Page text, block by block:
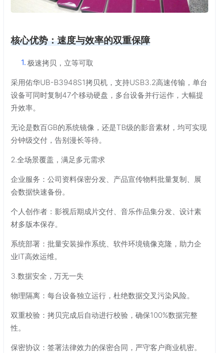
核心优势：速度与效率的双重保障
极速拷贝，立等可取
采用佑华UB-B3948S1拷贝机，支持USB3.2高速传输，单台
设备可同时复制47个移动硬盘，多台设备并行运作，大幅提
升效率。
无论是数百GB的系统镜像，还是TB级的影音素材，均可实现
分钟级交付，告别漫长等待。
2.全场景覆盖，满足多元需求
企业服务：公司资料保密分发、产品宣传物料批量复制、展
会数据快速备份。
个人创作者：影视后期成片交付、音乐作品集分发、设计素
材多版本保存。
系统部署：批量安装操作系统、软件环境镜像克隆，助力企
业IT高效运维。
3.数据安全，万无一失
物理隔离：每台设备独立运行，杜绝数据交叉污染风险。
双重校验：拷贝完成后自动进行校验，确保100%数据完整
性。
保密协议：签署法律效力的保密合同，严守客户商业机密。